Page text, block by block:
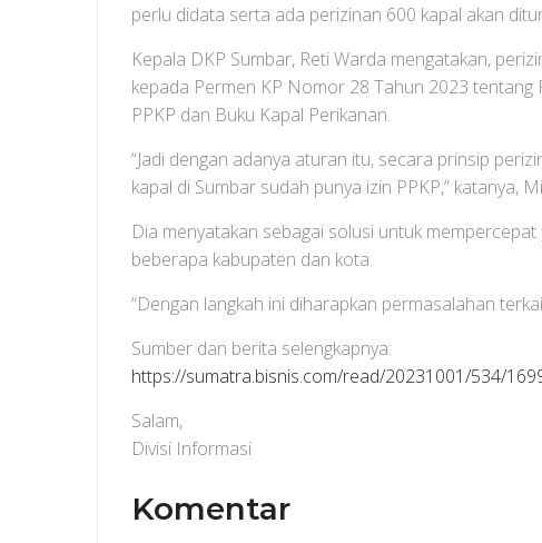
perlu didata serta ada perizinan 600 kapal akan
Kepala DKP Sumbar, Reti Warda mengatakan,
kepada Permen KP Nomor 28 Tahun 2023
PPKP dan Buku Kapal Perikanan.
“Jadi dengan adanya aturan itu, secara prinsip
kapal di Sumbar sudah punya izin PPKP,” katanya,
Dia menyatakan sebagai solusi untuk
beberapa kabupaten dan kota.
“Dengan langkah ini diharapkan permasalahan
Sumber dan berita selengkapnya:
https://sumatra.bisnis.com/read/20231001/534/
Salam,
Divisi Informasi
Komentar